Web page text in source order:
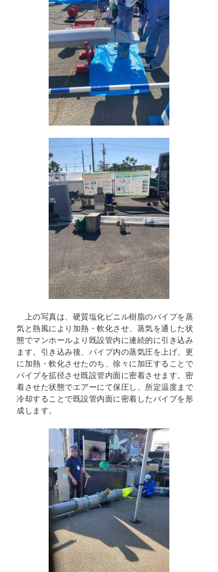
上の写真は、硬質塩化ビニル樹脂のパイプを蒸
気と熱風により加熱・軟化させ、蒸気を通した状
態でマンホールより既設管内に連続的に引き込み
ます。引き込み後、パイプ内の蒸気圧を上げ、更
に加熱・軟化させたのち、徐々に加圧することで
パイプを拡径させ既設管内面に密着させます。密
着させた状態でエアーにて保圧し、所定温度まで
冷却することで既設管内面に密着したパイプを形
成します。